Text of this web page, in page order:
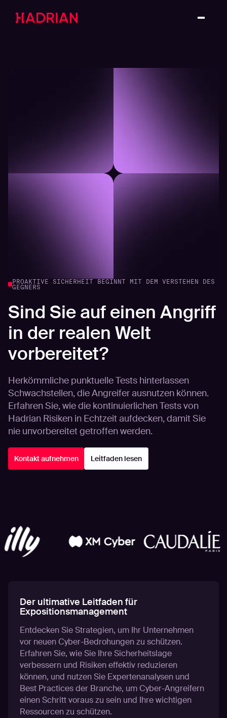
PROAKTIVE SICHERHEIT BEGINNT MIT DEM VERSTEHEN DES
GEGNERS
Sind Sie auf einen Angriff
in der realen Welt
vorbereitet?
Herkömmliche punktuelle Tests hinterlassen
Schwachstellen, die Angreifer ausnutzen können.
Erfahren Sie, wie die kontinuierlichen Tests von
Hadrian Risiken in Echtzeit aufdecken, damit Sie
nie unvorbereitet getroffen werden.
Kontakt aufnehmen Leitfaden lesen
Der ultimative Leitfaden für
Expositionsmanagement
Entdecken Sie Strategien, um Ihr Unternehmen
vor neuen Cyber-Bedrohungen zu schützen.
Erfahren Sie, wie Sie Ihre Sicherheitslage
verbessern und Risiken effektiv reduzieren
können, und nutzen Sie Expertenanalysen und
Best Practices der Branche, um Cyber-Angreifern
einen Schritt voraus zu sein und Ihre wichtigen
Ressourcen zu schützen.